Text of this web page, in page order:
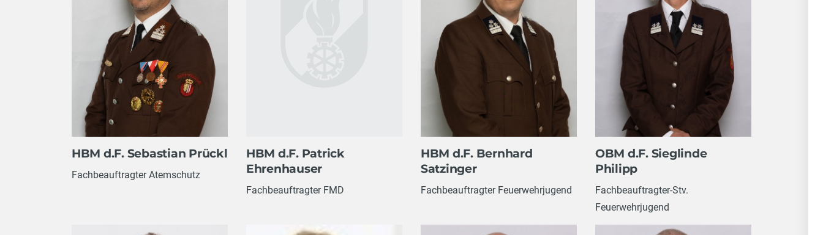
HBM d.F. Sebastian Prückl
Fachbeauftragter Atemschutz
HBM d.F. Patrick
Ehrenhauser
Fachbeauftragter FMD
HBM d.F. Bernhard
Satzinger
Fachbeauftragter Feuerwehrjugend
OBM d.F. Sieglinde
Philipp
Fachbeauftragter-Stv.
Feuerwehrjugend